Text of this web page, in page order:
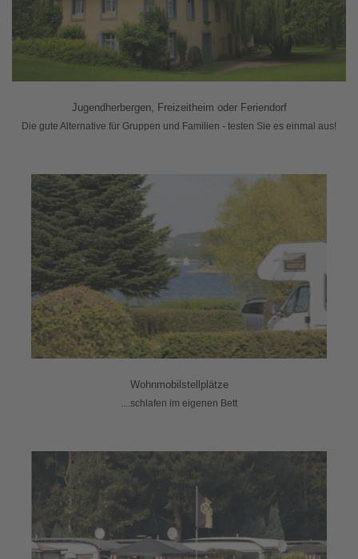
Jugendherbergen, Freizeitheim oder Feriendorf
Die gute Alternative für Gruppen und Familien - testen Sie es einmal aus!
Wohnmobilstellplätze
....schlafen im eigenen Bett